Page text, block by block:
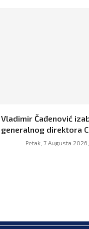
Vladimir Čađenović
generalnog direktora
Petak, 7 Augusta 2026,